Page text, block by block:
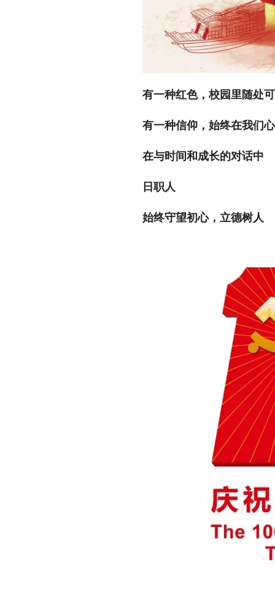
有一种红色，校园里随处
有一种信仰，始终在我们
在与时间和成长的对话中
日职人
始终守望初心，立德树人